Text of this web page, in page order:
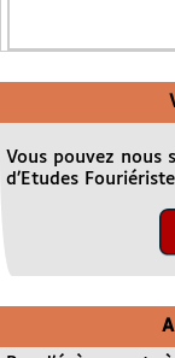
Vous pouvez nous
d’Etudes